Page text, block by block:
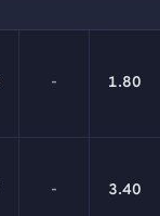
- 1.80
- 3.40